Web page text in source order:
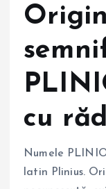
cu
Numele
latin Plinius.